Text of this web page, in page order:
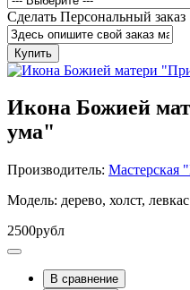
Сделать Персональный заказ
Купить
Икона Божией
ума"
Производитель: Мастерская
Модель: дерево, холст, левкас
2500рубл
В сравнение